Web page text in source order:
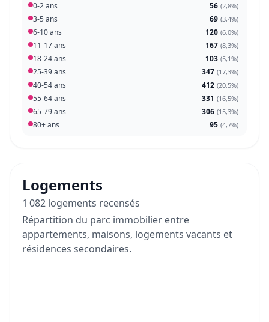
0-2 ans 56 (2,8%)
3-5 ans 69 (3,4%)
6-10 ans 120 (6,0%)
11-17 ans 167 (8,3%)
18-24 ans 103 (5,1%)
25-39 ans 347 (17,3%)
40-54 ans 412 (20,5%)
55-64 ans 331 (16,5%)
65-79 ans 306 (15,3%)
80+ ans 95 (4,7%)
Logements
1 082 logements recensés
Répartition du parc immobilier entre
appartements, maisons, logements vacants et
résidences secondaires.